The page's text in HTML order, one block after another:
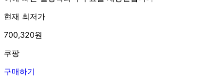
현재 최저가
700,320원
쿠팡
구매하기